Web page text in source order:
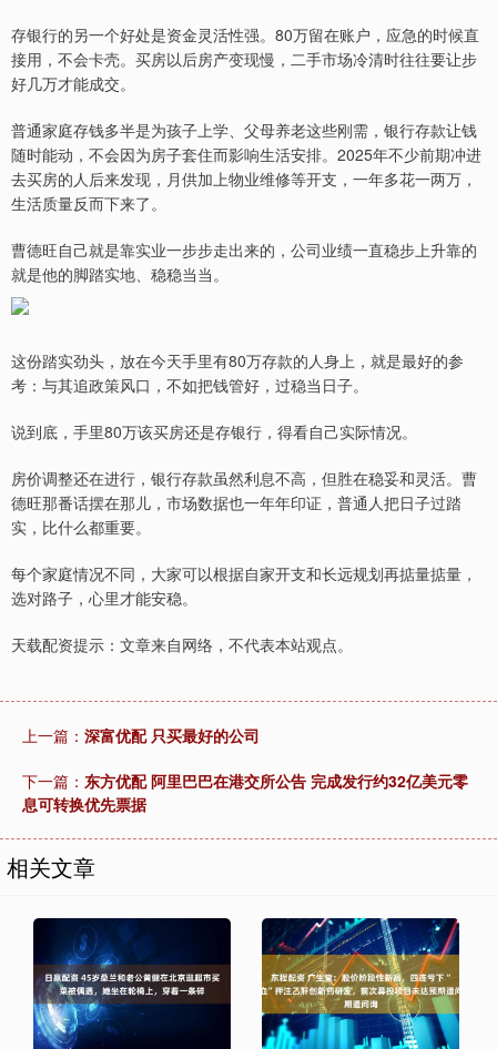
存银行的另一个好处是资金灵活性强。80万留在账户，应急的时候直
接用，不会卡壳。买房以后房产变现慢，二手市场冷清时往往要让步
好几万才能成交。
普通家庭存钱多半是为孩子上学、父母养老这些刚需，银行存款让钱
随时能动，不会因为房子套住而影响生活安排。2025年不少前期冲进
去买房的人后来发现，月供加上物业维修等开支，一年多花一两万，
生活质量反而下来了。
曹德旺自己就是靠实业一步步走出来的，公司业绩一直稳步上升靠的
就是他的脚踏实地、稳稳当当。
这份踏实劲头，放在今天手里有80万存款的人身上，就是最好的参
考：与其追政策风口，不如把钱管好，过稳当日子。
说到底，手里80万该买房还是存银行，得看自己实际情况。
房价调整还在进行，银行存款虽然利息不高，但胜在稳妥和灵活。曹
德旺那番话摆在那儿，市场数据也一年年印证，普通人把日子过踏
实，比什么都重要。
每个家庭情况不同，大家可以根据自家开支和长远规划再掂量掂量，
选对路子，心里才能安稳。
天载配资提示：文章来自网络，不代表本站观点。
上一篇： 深富优配 只买最好的公司
下一篇： 东方优配 阿里巴巴在港交所公告 完成发行约32亿美元零
息可转换优先票据
相关文章